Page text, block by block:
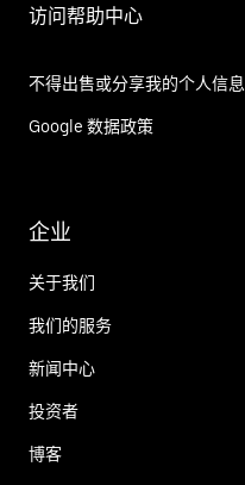
访问帮助中心
不得出售或分享我的个人信息
Google 数据政策
企业
关于我们
我们的服务
新闻中心
投资者
博客